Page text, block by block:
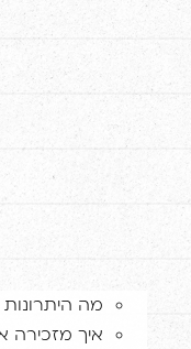
מה
איך